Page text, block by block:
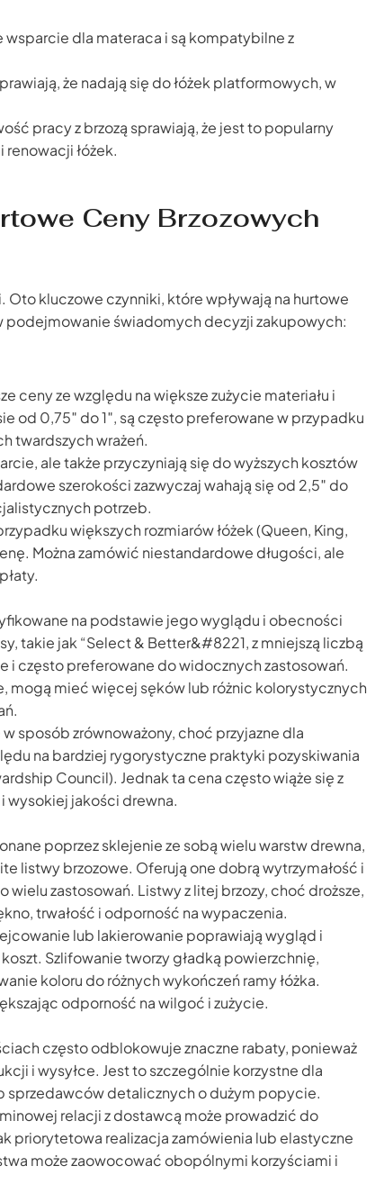
wsparcie dla materaca i są kompatybilne z
że nadają się do łóżek platformowych, w
pracy z brzozą sprawiają, że jest to popularny
łóżek.
Ceny Brzozowych
kluczowe czynniki, które wpływają na hurtowe
podejmowanie świadomych decyzji zakupowych:
ceny ze względu na większe zużycie materiału i
od 0,75″ do 1″, są często preferowane w przypadku
twardszych wrażeń.
ale także przyczyniają się do wyższych kosztów
szerokości zazwyczaj wahają się od 2,5″ do
potrzeb.
większych rozmiarów łóżek (Queen, King,
Można zamówić niestandardowe długości, ale
na podstawie jego wyglądu i obecności
takie jak “Select & Better&#8221, z mniejszą liczbą
i często preferowane do widocznych zastosowań.
mogą mieć więcej sęków lub różnic kolorystycznych
sposób zrównoważony, choć przyjazne dla
na bardziej rygorystyczne praktyki pozyskiwania
Council). Jednak ta cena często wiąże się z
wysokiej jakości drewna.
poprzez sklejenie ze sobą wielu warstw drewna,
listwy brzozowe. Oferują one dobrą wytrzymałość i
zastosowań. Listwy z litej brzozy, choć droższe,
trwałość i odporność na wypaczenia.
lub lakierowanie poprawiają wygląd i
Szlifowanie tworzy gładką powierzchnię,
koloru do różnych wykończeń ramy łóżka.
odporność na wilgoć i zużycie.
często odblokowuje znaczne rabaty, ponieważ
i wysyłce. Jest to szczególnie korzystne dla
detalicznych o dużym popycie.
relacji z dostawcą może prowadzić do
priorytetowa realizacja zamówienia lub elastyczne
może zaowocować obopólnymi korzyściami i